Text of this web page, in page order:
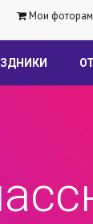
Мои